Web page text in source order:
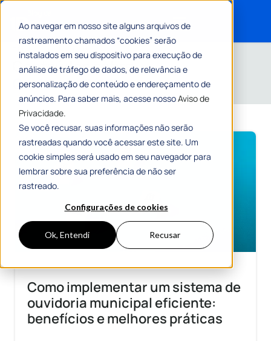
Ao navegar em nosso site alguns arquivos de
rastreamento chamados “cookies” serão
instalados em seu dispositivo para execução de
análise de tráfego de dados, de relevância e
personalização de conteúdo e endereçamento de
anúncios. Para saber mais, acesse nossoAviso de
Privacidade.
Se você recusar, suas informações não serão
rastreadas quando você acessar este site. Um
cookie simples será usado em seu navegador para
lembrar sobre sua preferência de não ser
rastreado.
Configurações de cookies
Ok, Entendi Recusar
Home »Ouvidoria Pública
Conteúdos sobre
Ouvidoria Pública
Como implementar um sistema de
ouvidoria municipal eficiente:
benefícios e melhores práticas